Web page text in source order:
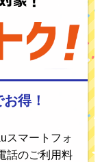
得！
スマートフォ
話のご利用料